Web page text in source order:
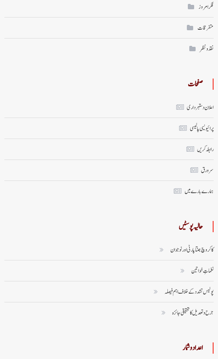
فکر امروز
متفرقات
نقد ونظر
صفحات
اعلان دستبرداری
پرائیویسی پالیسی
رابطہ کریں
سر ورق
ہمارے بارے میں
حالیہ پوسٹیں
کاکروچ جنتا پارٹی اور نوجوان
نغماتِ خواتین
پولیس تشدد کے خلاف اہم فیصلہ
جرح و تعدیل کا تحقیقی جائزہ
اعداد وشمار